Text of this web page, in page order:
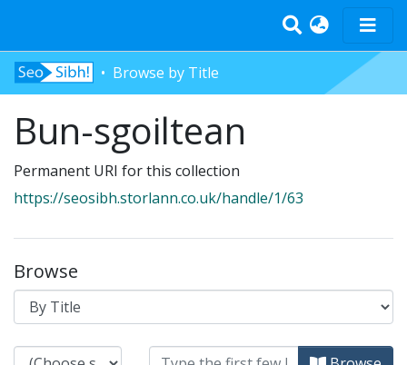
Home
Bun-sgoil
Àrd-sgoil
Pàrantan
Browse by Title
Bun-sgoiltean
Permanent URI for this collection
https://seosibh.storlann.co.uk/handle/1/63
Browse